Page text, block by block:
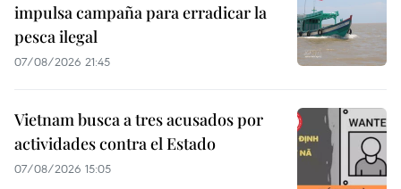
impulsa campaña para erradicar la
pesca ilegal
07/08/2026 21:45
Vietnam busca a tres acusados por
actividades contra el Estado
07/08/2026 15:05